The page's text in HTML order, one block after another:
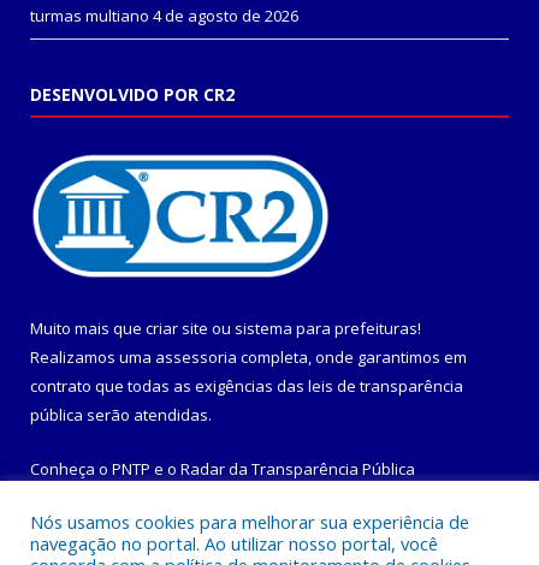
turmas multiano 4 de agosto de 2026
DESENVOLVIDO POR CR2
Muito mais que criar site ou sistema para prefeituras!
Realizamos uma assessoria completa, onde garantimos em
contrato que todas as exigências das leis de transparência
pública serão atendidas.
Conheça o PNTP e o Radar da Transparência Pública
Nós usamos cookies para melhorar sua experiência de
navegação no portal. Ao utilizar nosso portal, você